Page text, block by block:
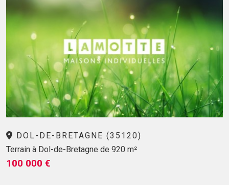
DOL-DE-BRETAGNE (35120)
Terrain à Dol-de-Bretagne de 920 m²
100 000 €